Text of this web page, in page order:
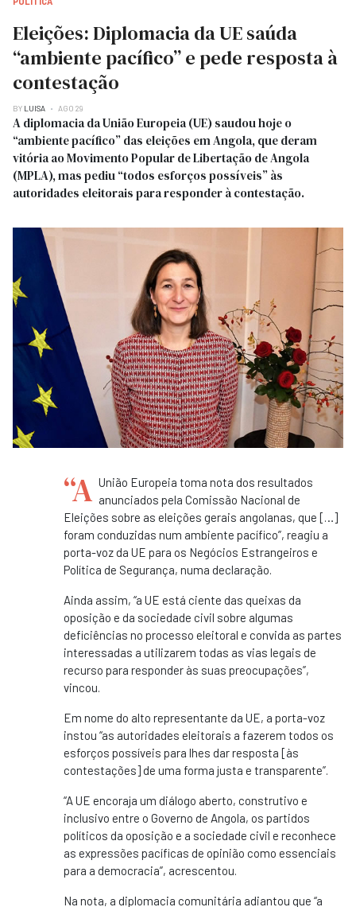
Eleições: Diplomacia da UE saúda
“ambiente pacífico” e pede resposta à
contestação
BY LUISA AGO 29
A diplomacia da União Europeia (UE) saudou hoje o
“ambiente pacífico” das eleições em Angola, que deram
vitória ao Movimento Popular de Libertação de Angola
(MPLA), mas pediu “todos esforços possíveis” às
autoridades eleitorais para responder à contestação.
“A União Europeia toma nota dos resultados
anunciados pela Comissão Nacional de
Eleições sobre as eleições gerais angolanas, que […]
foram conduzidas num ambiente pacífico”, reagiu a
porta-voz da UE para os Negócios Estrangeiros e
Política de Segurança, numa declaração.
Ainda assim, “a UE está ciente das queixas da
oposição e da sociedade civil sobre algumas
deficiências no processo eleitoral e convida as partes
interessadas a utilizarem todas as vias legais de
recurso para responder às suas preocupações”,
vincou.
Em nome do alto representante da UE, a porta-voz
instou “as autoridades eleitorais a fazerem todos os
esforços possíveis para lhes dar resposta [às
contestações] de uma forma justa e transparente”.
“A UE encoraja um diálogo aberto, construtivo e
inclusivo entre o Governo de Angola, os partidos
políticos da oposição e a sociedade civil e reconhece
as expressões pacíficas de opinião como essenciais
para a democracia”, acrescentou.
Na nota, a diplomacia comunitária adiantou que “a